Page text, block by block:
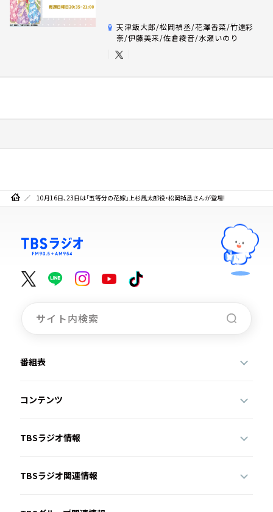
天津飯大郎/松岡禎丞/花澤香菜/竹達彩
奈/伊藤美来/佐倉綾音/水瀬いのり
10月16日、23日は「五等分の花嫁」上杉風太郎役・松岡禎丞さんが登場!
番組表
コンテンツ
TBSラジオ情報
TBSラジオ関連情報